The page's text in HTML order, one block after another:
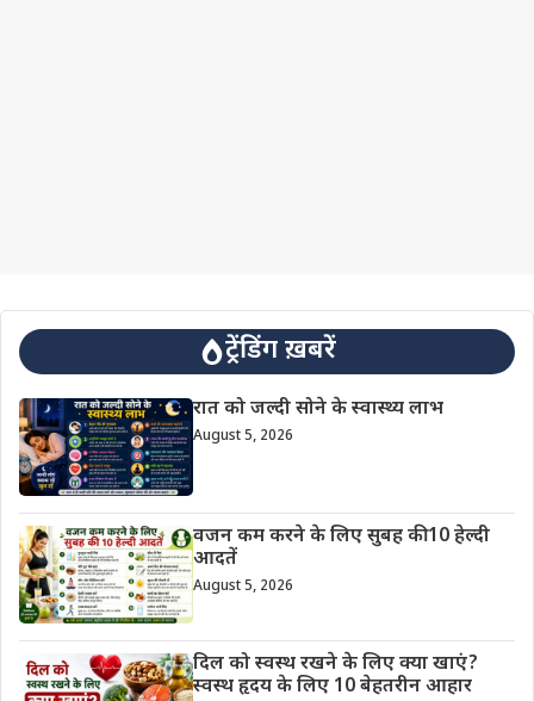
ट्रेंडिंग ख़बरें
रात को जल्दी सोने के स्वास्थ्य लाभ
August 5, 2026
वजन कम करने के लिए सुबह की 10 हेल्दी
आदतें
August 5, 2026
दिल को स्वस्थ रखने के लिए क्या खाएं?
स्वस्थ हृदय के लिए 10 बेहतरीन आहार